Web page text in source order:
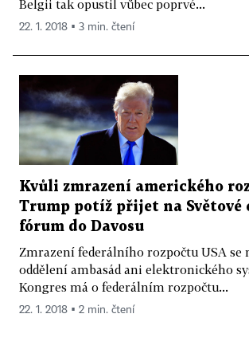
Belgii tak opustil vůbec poprvé...
22. 1. 2018 ▪ 3 min. čtení
Kvůli zmrazení amerického
Trump potíž přijet na Světové
fórum do Davosu
Zmrazení federálního rozpočtu USA se
oddělení ambasád ani elektronického
Kongres má o federálním rozpočtu...
22. 1. 2018 ▪ 2 min. čtení